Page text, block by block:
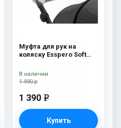
Муфта для рук на
коляску Esspero Soft
1 990 р
1 390 e
Купить
В наличии